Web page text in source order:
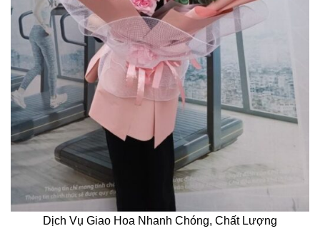
Dịch Vụ Giao Hoa Nhanh Chóng, Chất Lượng